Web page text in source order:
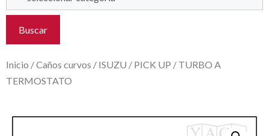
Buscar
Inicio /Caños curvos / ISUZU / PICK UP / TURBO A
TERMOSTATO